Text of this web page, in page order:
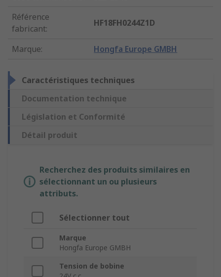
Référence
fabricant:
HF18FH0244Z1D
Marque: Hongfa Europe GMBH
Caractéristiques techniques
Documentation technique
Législation et Conformité
Détail produit
Recherchez des produits similaires en
sélectionnant un ou plusieurs
attributs.
Sélectionner tout
Marque
Hongfa Europe GMBH
Tension de bobine